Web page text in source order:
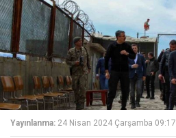
Yayınlanma: 24 Nisan 2024 Çarşamba 09:17